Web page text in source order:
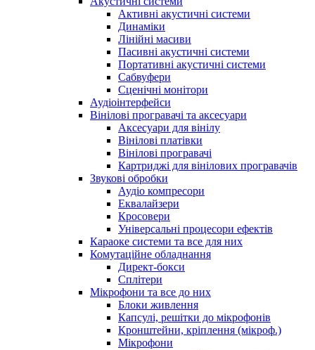
Активні акустичні системи
Динаміки
Лінійні масиви
Пасивні акустичні системи
Портативні акустичні системи
Сабвуфери
Сценічні монітори
Аудіоінтерфейси
Вінілові програвачі та аксесуари
Аксесуари для вінілу
Вінілові платівки
Вінілові програвачі
Картриджі для вінілових програвачів
Звукові обробки
Аудіо компресори
Еквалайзери
Кросовери
Універсальні процесори ефектів
Караоке системи та все для них
Комутаційне обладнання
Директ-бокси
Сплітери
Мікрофони та все до них
Блоки живлення
Капсулі, решітки до мікрофонів
Кронштейни, кріплення (мікроф.)
Мікрофони